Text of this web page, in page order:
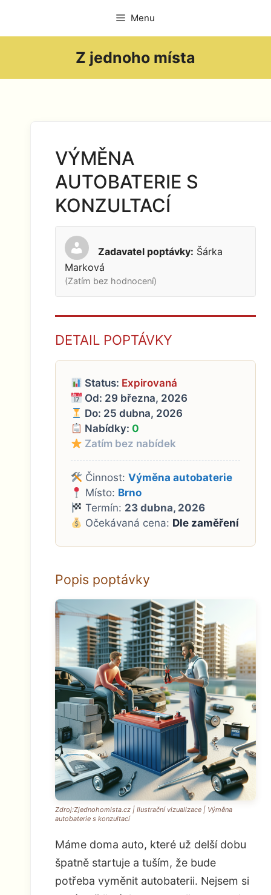
obsah
Menu
Z jednoho místa
VÝMĚNA
AUTOBATERIE S
KONZULTACÍ
Zadavatel poptávky: Šárka
Marková
(Zatím bez hodnocení)
DETAIL POPTÁVKY
Status: Expirovaná
Od: 29 března, 2026
Do: 25 dubna, 2026
Nabídky:0
Zatím bez nabídek
Činnost:Výměna autobaterie
Místo: Brno
Termín: 23 dubna, 2026
Očekávaná cena: Dle zaměření
Popis poptávky
Zdroj:Zjednohomista.cz | Ilustrační vizualizace | Výměna
autobaterie s konzultací
Máme doma auto, které už delší dobu
špatně startuje a tuším, že bude
potřeba vyměnit autobaterii. Nejsem si